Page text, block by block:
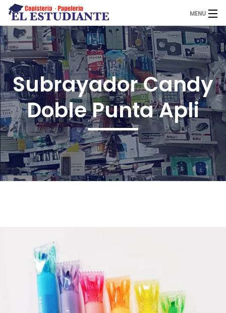
MENU
El Estudiante
Copistería
Papelería
Servicios
¿Quiénes Somos?
Contacto
Subrayador Candy
Doble Punta Apli